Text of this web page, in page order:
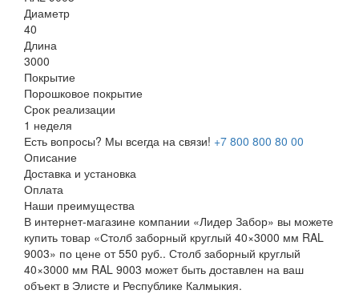
Диаметр
40
Длина
3000
Покрытие
Порошковое покрытие
Срок реализации
1 неделя
Есть вопросы? Мы всегда на связи! +7 800 800 80 00
Описание
Доставка и установка
Оплата
Наши преимущества
В интернет-магазине компании «Лидер Забор» вы можете
купить товар «Столб заборный круглый 40×3000 мм RAL
9003» по цене от 550 руб.. Столб заборный круглый
40×3000 мм RAL 9003 может быть доставлен на ваш
объект в Элисте и Республике Калмыкия.